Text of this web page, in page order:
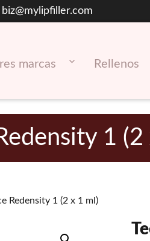
biz@mylipfiller.com
marcas Rellenos
1
Redensity 1 (2 x 1 ml)